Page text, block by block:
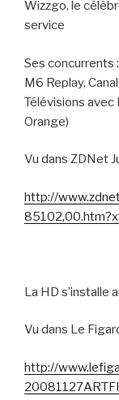
Wizzgo, le
service
Ses concurrents :
M6 Replay,
Télévisions
Orange)
Vu dans ZDNet
http://
La HD s’installe
Vu dans Le
http://